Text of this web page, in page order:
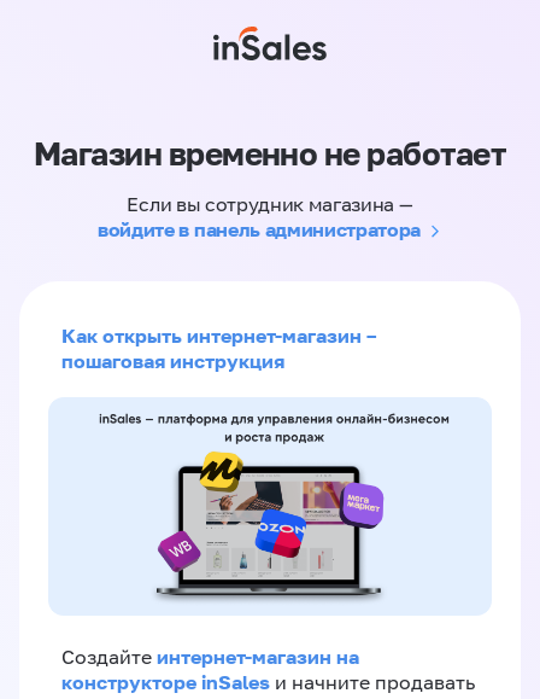
Магазин временно не работает
Если вы сотрудник магазина —
войдите в панель администратора
Как открыть интернет-магазин –
пошаговая инструкция
Создайте интернет-магазин на
конструкторе inSales и начните продавать